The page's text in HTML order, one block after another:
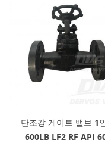
단조강 게이트 밸브 1
600LB LF2 RF API